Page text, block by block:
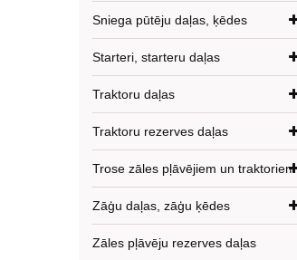
Sniega pūtēju daļas, ķēdes
Starteri, starteru daļas
Traktoru daļas
Traktoru rezerves daļas
Trose zāles pļāvējiem un traktoriem
Zāģu daļas, zāģu ķēdes
Zāles pļāvēju rezerves daļas